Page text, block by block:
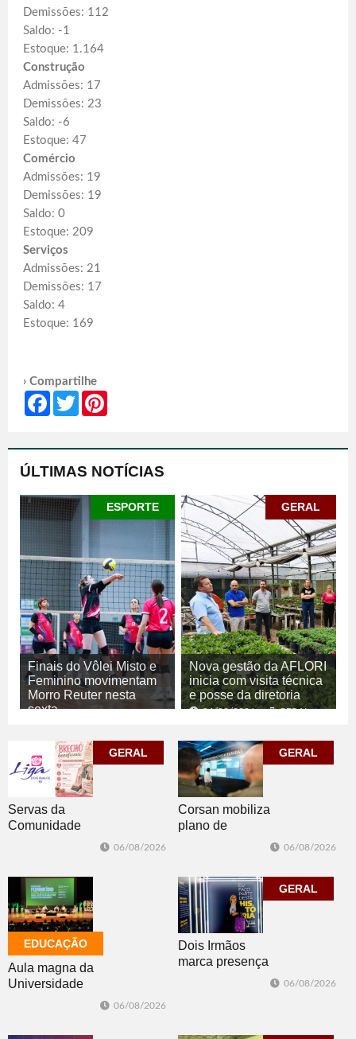
Demissões: 112
Saldo: -1
Estoque: 1.164
Construção
Admissões: 17
Demissões: 23
Saldo: -6
Estoque: 47
Comércio
Admissões: 19
Demissões: 19
Saldo: 0
Estoque: 209
Serviços
Admissões: 21
Demissões: 17
Saldo: 4
Estoque: 169
› Compartilhe
Facebook
Twitter
ÚLTIMAS NOTÍCIAS
ESPORTE
Finais do Vôlei Misto e
Feminino movimentam
Morro Reuter nesta
sexta
ESPORTE
GERAL
Nova gestão da AFLORI
inicia com visita técnica
e posse da diretoria
06/08/2026 GERAL
GERAL
Servas da
Comunidade
06/08/2026
GERAL
Corsan mobiliza
plano de
temporais no RS
06/08/2026
EDUCAÇÃO
Aula magna da
Universidade
06/08/2026
GERAL
Dois Irmãos
marca presença
06/08/2026